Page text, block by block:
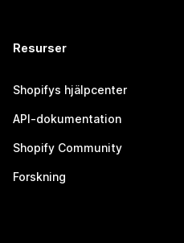
Resurser
Shopifys hjälpcenter
API-dokumentation
Shopify Community
Forskning